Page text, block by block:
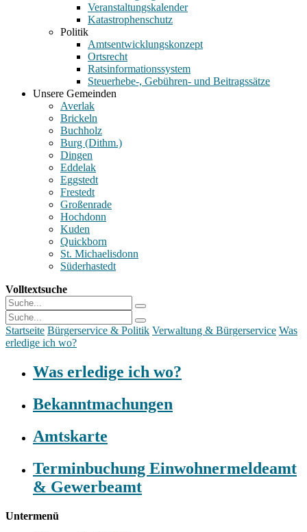
Veranstaltungskalender
Katastrophenschutz
Politik
Amtsentwicklungskonzept
Ortsrecht
Ratsinformationssystem
Steuerhebe-, Gebühren- und Beitragssätze
Unsere Gemeinden
Averlak
Brickeln
Buchholz
Burg (Dithm.)
Dingen
Eddelak
Eggstedt
Frestedt
Großenrade
Hochdonn
Kuden
Quickborn
St. Michaelisdonn
Süderhastedt
Volltextsuche
Startseite Bürgerservice & Politik Verwaltung & Bürgerservice Was
erledige ich wo?
Was erledige ich wo?
Bekanntmachungen
Amtskarte
Terminbuchung Einwohnermeldeamt
& Gewerbeamt
Untermenü